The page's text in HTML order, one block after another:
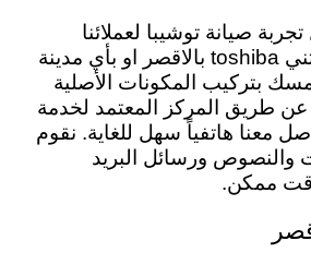
صيانة توشيبا لعملائنا
بالاقصر. نطالب مقتني toshiba بالاقصر او بأي مدينة
بتركيب المكونات الأصلية
عن طريق المركز المعتمد لخدمة
معنا هاتفياً سهل للغاية. نقوم
والنصوص ورسائل البريد
وقت ممكن.